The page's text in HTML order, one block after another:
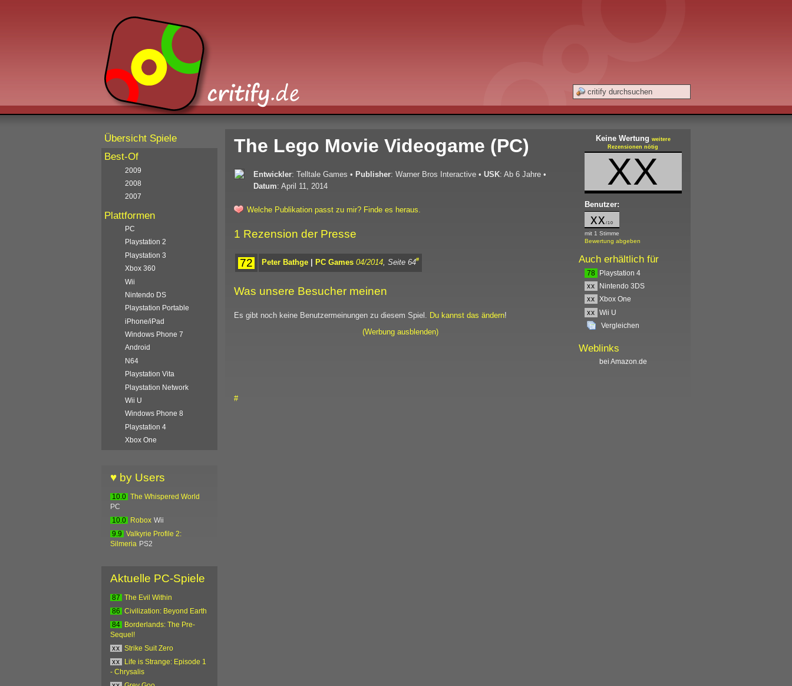
The Lego Movie Videogame (PC)
Entwickler: Telltale Games • Publisher: Warner Bros Interactive • USK: Ab 6 Jahre •
Datum: April 11, 2014
Welche Publikation passt zu mir? Finde es heraus.
1 Rezension der Presse
72 #
Peter Bathge | PC Games 04/2014 , Seite 64
Was unsere Besucher meinen
Es gibt noch keine Benutzermeinungen zu diesem Spiel. Du kannst das ändern!
Keine Wertung weitere
Rezensionen nötig
XX
Benutzer:
xx /10
mit 1 Stimme
Bewertung abgeben
Auch erhältlich für
78 Playstation 4
xx
Nintendo 3DS
xx Xbox One
xx Wii U
Vergleichen
Weblinks
bei Amazon.de
(Werbung ausblenden)
#
Übersicht Spiele
Best-Of
2009
2008
2007
Plattformen
PC
Playstation 2
Playstation 3
Xbox 360
Wii
Nintendo DS
Playstation Portable
iPhone/iPad
Windows Phone 7
Android
N64
Playstation Vita
Playstation Network
Wii U
Windows Phone 8
Playstation 4
Xbox One
♥ by Users
10.0 The Whispered World
PC
10.0
Robox Wii
9.9
Valkyrie Profile 2:
Silmeria PS2
Aktuelle PC-Spiele
87
The Evil Within
86
Civilization: Beyond Earth
84
Borderlands: The Pre-
Sequel!
xx
Strike Suit Zero
xx
Life is Strange: Episode 1
- Chrysalis